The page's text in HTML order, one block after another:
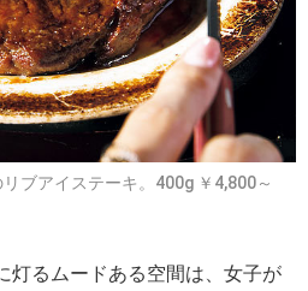
ブアイステーキ。400g ￥4,800～
灯るムードある空間は、女子が